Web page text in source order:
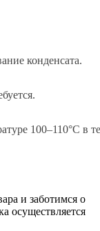
конденсата.
100–110°C в
и заботимся о
осуществляется